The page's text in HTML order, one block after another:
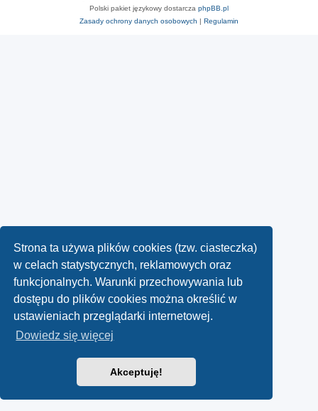
Strona ta używa plików cookies (tzw. ciasteczka)
w celach statystycznych, reklamowych oraz
funkcjonalnych. Warunki przechowywania lub
dostępu do plików cookies można określić w
ustawieniach przeglądarki internetowej.
Dowiedz się więcej
Akceptuję!
Polski pakiet językowy dostarcza phpBB.pl
Zasady ochrony danych osobowych | Regulamin